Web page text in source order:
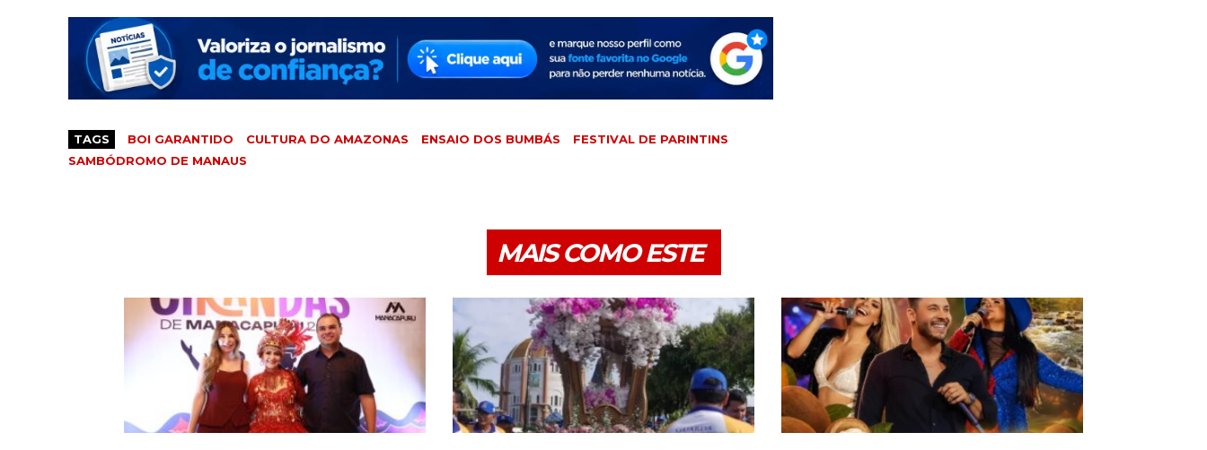
TAGS BOI GARANTIDO CULTURA DO AMAZONAS ENSAIO DOS BUMBÁS
FESTIVAL DE PARINTINS
SAMBÓDROMO DE MANAUS
MAIS COMO ESTE